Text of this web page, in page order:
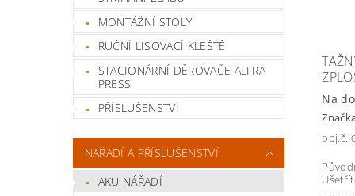
MONTÁŽNÍ STOLY
RUČNÍ LISOVACÍ KLEŠTĚ
STACIONÁRNÍ DĚROVAČE ALFRA
PRESS
PŘÍSLUŠENSTVÍ
NÁŘADÍ A PŘÍSLUŠENSTVÍ
AKU NÁŘADÍ
Na
obj.č.